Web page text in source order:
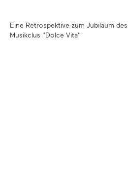
Eine Retrospektive zum Jubiläum
Musikclus "Dolce Vita"